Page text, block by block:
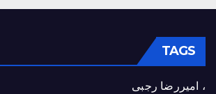
TAGS
، امیررضا رجبی